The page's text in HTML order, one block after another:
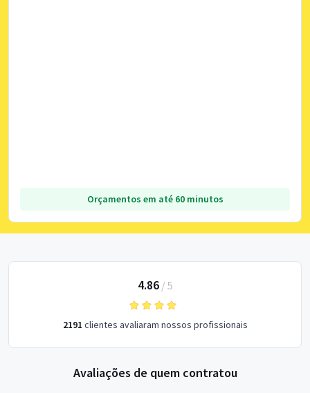
Orçamentos em até 60 minutos
4.86/ 5
2191 clientes avaliaram nossos profissionais
Avaliações de quem contratou